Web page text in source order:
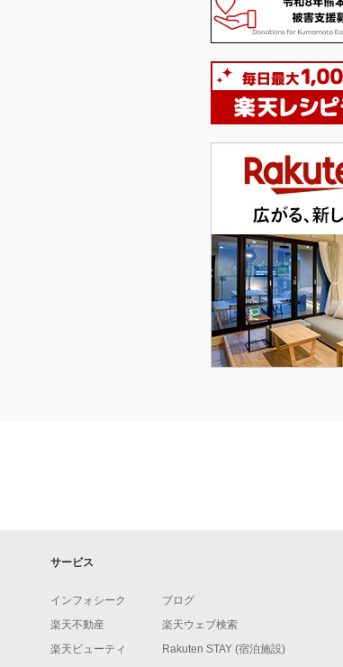
サービス
インフォシーク
楽天不動産
楽天ビューティ
ブログ
楽天ウェブ検索
Rakuten STAY (宿泊施設)